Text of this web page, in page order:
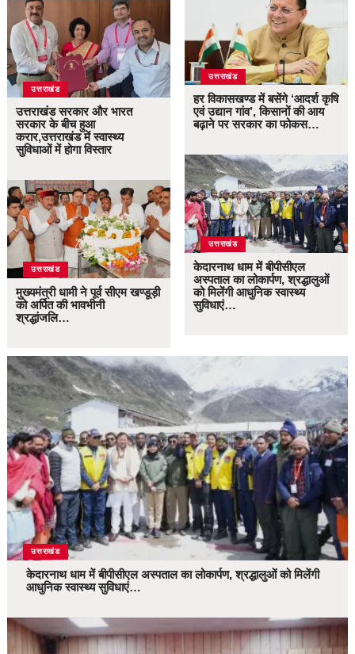
उत्तराखंड
उत्तराखंड सरकार और भारत
सरकार के बीच हुआ
करार,उत्तराखंड में स्वास्थ्य
सुविधाओं में होगा विस्तार
उत्तराखंड
मुख्यमंत्री धामी ने पूर्व सीएम खण्डूड़ी
को अर्पित की भावभीनी
श्रद्धांजलि…
उत्तराखंड
हर विकासखण्ड में बसेंगे ‘आदर्श कृषि
एवं उद्यान गांव’, किसानों की आय
बढ़ाने पर सरकार का फोकस…
उत्तराखंड
केदारनाथ धाम में बीपीसीएल
अस्पताल का लोकार्पण, श्रद्धालुओं
को मिलेंगी आधुनिक स्वास्थ्य
सुविधाएं…
उत्तराखंड
केदारनाथ धाम में बीपीसीएल अस्पताल का लोकार्पण, श्रद्धालुओं को मिलेंगी
आधुनिक स्वास्थ्य सुविधाएं…